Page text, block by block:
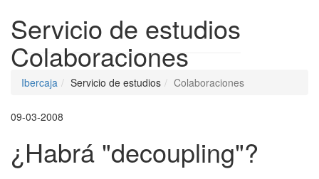
Servicio de estudios
Colaboraciones
Ibercaja Servicio de estudios Colaboraciones
09-03-2008
¿Habrá "decoupling"?